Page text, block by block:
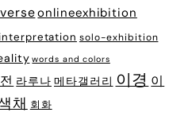
onlineexhibition
solo-exhibition
words and colors
라루나 메타갤러리 이경 이
채 회화